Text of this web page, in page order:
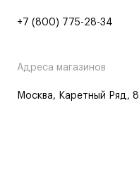
+7 (800) 775-28-34
Адреса магазинов
Москва, Каретный Ряд, 8